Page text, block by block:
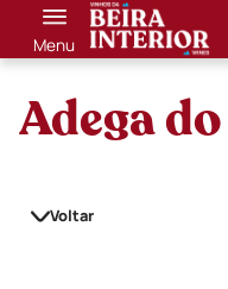
Menu
Adega
Voltar